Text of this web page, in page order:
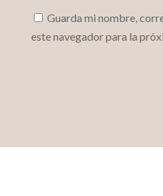
Guarda mi nombre,
este navegador para la